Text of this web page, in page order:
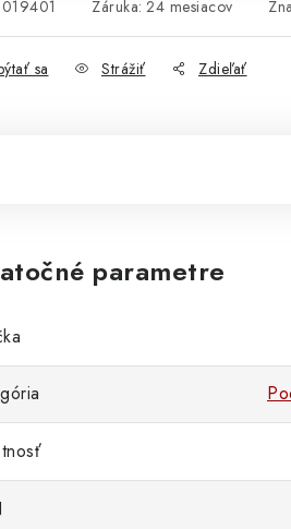
Záruka: 24 mesiacov
sa Strážiť Zdieľať
parametre